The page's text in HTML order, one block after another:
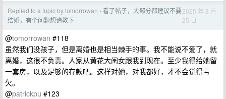
Replied to a topic by tomorrowan › 看了帖子，大部分都建议不要
结婚，有个问题想请教下
2025 年 8 月
25 日
@tomorrowan #118
虽然我们没孩子，但是离婚也是相当棘手的事。我不能说不爱了，就
离婚，这很不负责。人家从黄花大闺女跟我到现在。至少我得给她留
一套房，以及足够的存款吧。这样对她，对我都好，才不会觉得亏
欠。
@patrickpu #123